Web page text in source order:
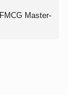
Master-